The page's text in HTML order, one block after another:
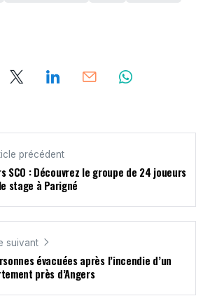
précédent
SCO : Découvrez le groupe de 24 joueurs
stage à Parigné
suivant
évacuées après l’incendie d’un
près d’Angers